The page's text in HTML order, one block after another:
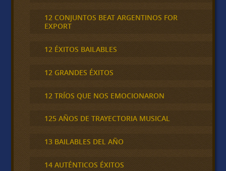
12 CONJUNTOS BEAT ARGENTINOS FOR
EXPORT
12 ÉXITOS BAILABLES
12 GRANDES ÉXITOS
12 TRÍOS QUE NOS EMOCIONARON
125 AÑOS DE TRAYECTORIA MUSICAL
13 BAILABLES DEL AÑO
14 AUTÉNTICOS ÉXITOS